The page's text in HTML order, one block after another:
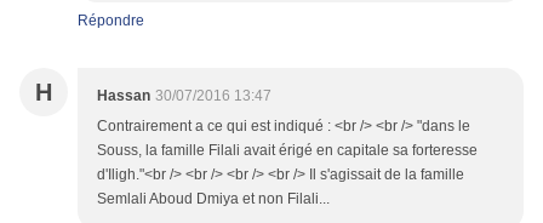
Répondre
H Hassan 30/07/2016 13:47
Contrairement a ce qui est indiqué : <br /> <br /> "dans le
Souss, la famille Filali avait érigé en capitale sa forteresse
d'Iligh."<br /> <br /> <br /> <br /> Il s'agissait de la famille
Semlali Aboud Dmiya et non Filali...